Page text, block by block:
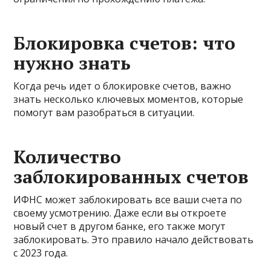
Блокировка счетов: что
нужно знать
Когда речь идет о блокировке счетов, важно
знать несколько ключевых моментов, которые
помогут вам разобраться в ситуации.
Количество
заблокированных счетов
ИФНС может заблокировать все ваши счета по
своему усмотрению. Даже если вы откроете
новый счет в другом банке, его также могут
заблокировать. Это правило начало действовать
с 2023 года.